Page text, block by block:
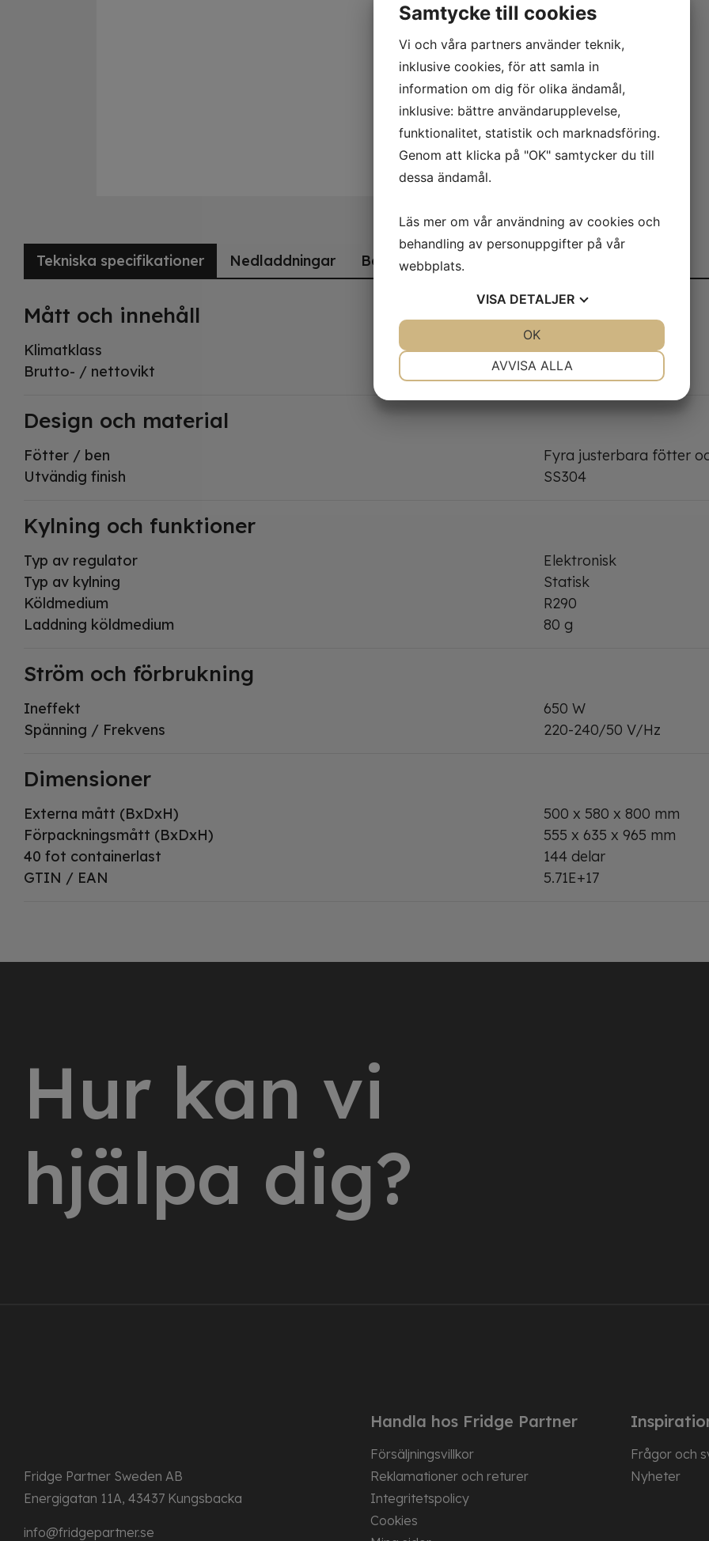
Tekniska specifikationer Nedladdningar Beskrivning
Mått och innehåll
Klimatklass
5
Brutto- / nettovikt
55.6 / 48.15 kg
Design och material
Fötter / ben
Fyra justerbara fötter
Utvändig finish
SS304
Kylning och funktioner
Typ av regulator
Elektronisk
Typ av kylning
Statisk
Köldmedium
R290
Laddning köldmedium
80 g
Ström och förbrukning
Ineffekt
650 W
Spänning / Frekvens
220-240/50 V/Hz
Dimensioner
Externa mått (BxDxH)
500 x 580 x 800 mm
Förpackningsmått (BxDxH)
555 x 635 x 965 mm
40 fot containerlast
144 delar
GTIN / EAN
5.71E+17
Hur kan vi
hjälpa dig?
Fridge Partner Sweden AB
Energigatan 11A, 43437 Kungsbacka
info@fridgepartner.se
Handla hos Fridge Partner
Försäljningsvillkor
Reklamationer och returer
Integritetspolicy
Cookies
Frågor och
Nyheter
Samtycke till cookies
Vi och våra partners använder teknik,
inklusive cookies, för att samla in
information om dig för olika ändamål,
inklusive: bättre användarupplevelse,
funktionalitet, statistik och marknadsföring.
Genom att klicka på "OK" samtycker du till
dessa ändamål.
Läs mer om vår användning av cookies och
behandling av personuppgifter på vår
webbplats.
VISA DETALJER
AVVISA ALLA
OK